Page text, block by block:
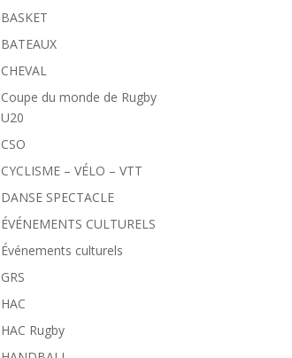
BASKET
BATEAUX
CHEVAL
Coupe du monde de Rugby
U20
CSO
CYCLISME – VÉLO – VTT
DANSE SPECTACLE
ÉVÉNEMENTS CULTURELS
Événements culturels
GRS
HAC
HAC Rugby